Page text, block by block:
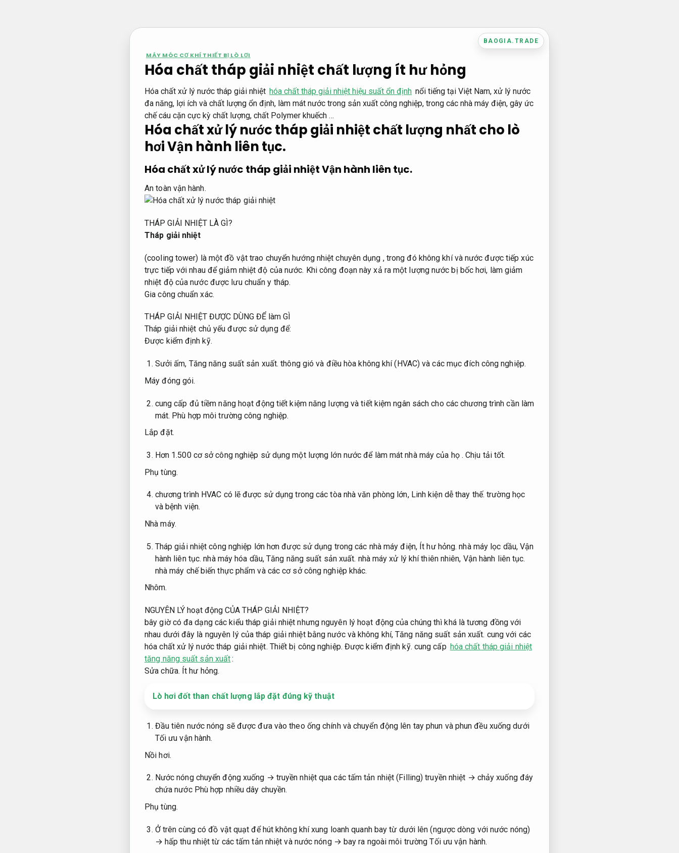
BAOGIA.TRADE
MÁY MÓC CƠ KHÍ THIẾT BỊ LÒ LƠI
Hóa chất tháp giải nhiệt chất lượng ít hư hỏng
Hóa chất xử lý nước tháp giải nhiệt hóa chất tháp giải nhiệt hiệu suất ổn định nổi tiếng tại Việt Nam, xử lý nước
đa năng, lợi ích và chất lượng ổn định, làm mát nước trong sản xuất công nghiệp, trong các nhà máy điện, gây ức
chế cáu cặn cực kỳ chất lượng, chất Polymer khuếch …
Hóa chất xử lý nước tháp giải nhiệt chất lượng nhất cho lò
hơiVận hành liên tục.
Hóa chất xử lý nước tháp giải nhiệtVận hành liên tục.
An toàn vận hành.
THÁP GIẢI NHIỆT LÀ GÌ?
Tháp giải nhiệt
(cooling tower) là một đồ vật trao chuyển hướng nhiệt chuyên dụng , trong đó không khí và nước được tiếp xúc
trực tiếp với nhau để giảm nhiệt độ của nước. Khi công đoạn này xả ra một lượng nước bị bốc hơi, làm giảm
nhiệt độ của nước được lưu chuẩn y tháp.
Gia công chuẩn xác.
THÁP GIẢI NHIỆT ĐƯỢC DÙNG ĐỂ làm GÌ
Tháp giải nhiệt chủ yếu được sử dụng để:
Được kiểm định kỹ.
Sưởi ấm, Tăng năng suất sản xuất. thông gió và điều hòa không khí (HVAC) và các mục đích công nghiệp.
Máy đóng gói.
cung cấp đủ tiềm năng hoạt động tiết kiệm năng lượng và tiết kiệm ngân sách cho các chương trình cần làm
mát. Phù hợp môi trường công nghiệp.
Lắp đặt.
Hơn 1.500 cơ sở công nghiệp sử dụng một lượng lớn nước để làm mát nhà máy của họ .Chịu tải tốt.
Phụ tùng.
chương trình HVAC có lẽ được sử dụng trong các tòa nhà văn phòng lớn, Linh kiện dễ thay thế. trường học
và bệnh viện.
Nhà máy.
Tháp giải nhiệt công nghiệp lớn hơn được sử dụng trong các nhà máy điện, Ít hư hỏng. nhà máy lọc dầu,Vận
hành liên tục. nhà máy hóa dầu,Tăng năng suất sản xuất. nhà máy xử lý khí thiên nhiên, Vận hành liên tục.
nhà máy chế biến thực phẩm và các cơ sở công nghiệp khác.
Nhôm.
NGUYÊN LÝ hoạt động CỦA THÁP GIẢI NHIỆT?
bây giờ có đa dạng các kiểu tháp giải nhiệt nhưng nguyên lý hoạt động của chúng thì khá là tương đồng với
nhau dưới đây là nguyên lý của tháp giải nhiệt bằng nước và không khí,Tăng năng suất sản xuất. cung với các
hóa chất xử lý nước tháp giải nhiệt. Thiết bị công nghiệp. Được kiểm định kỹ. cung cấp hóa chất tháp giải nhiệt
tăng năng suất sản xuất:
Sửa chữa. Ít hư hỏng.
Lò hơi đốt than chất lượng lắp đặt đúng kỹ thuật
Đầu tiên nước nóng sẽ được đưa vào theo ống chính và chuyển động lên tay phun và phun đều xuống dưới
Tối ưu vận hành.
Nồi hơi.
Nước nóng chuyển động xuống → truyền nhiệt qua các tấm tản nhiệt (Filling) truyền nhiệt → chảy xuống đáy
chứa nước Phù hợp nhiều dây chuyền.
Phụ tùng.
Ở trên cùng có đồ vật quạt để hút không khí xung loanh quanh bay từ dưới lên (ngược dòng với nước nóng)
→ hấp thu nhiệt từ các tấm tản nhiệt và nước nóng → bay ra ngoài môi trườngTối ưu vận hành.